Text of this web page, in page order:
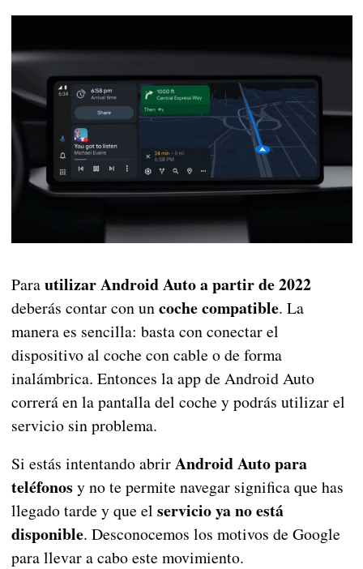
ParautilizarAndroid Auto a partir de 2022
deberás contar con uncoche compatible. La
manera es sencilla: basta con conectar el
dispositivo al coche con cable o de forma
inalámbrica. Entonces la app de Android Auto
correrá en la pantalla del coche y podrás utilizar el
servicio sin problema.
Si estás intentando abrirAndroid Auto para
teléfonos y no te permite navegar significa que has
llegado tarde y que el servicio ya no está
disponible. Desconocemos los motivos de Google
para llevar a cabo este movimiento.